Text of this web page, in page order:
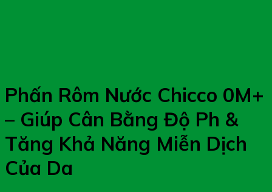
Phấn Rôm Nước Chicco 0M+
– Giúp Cân Bằng Độ Ph &
Tăng Khả Năng Miễn Dịch
Của Da